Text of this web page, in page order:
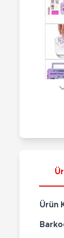
Hayvan
Çeşitli
Koleksiyon
Elektronik
Ürün